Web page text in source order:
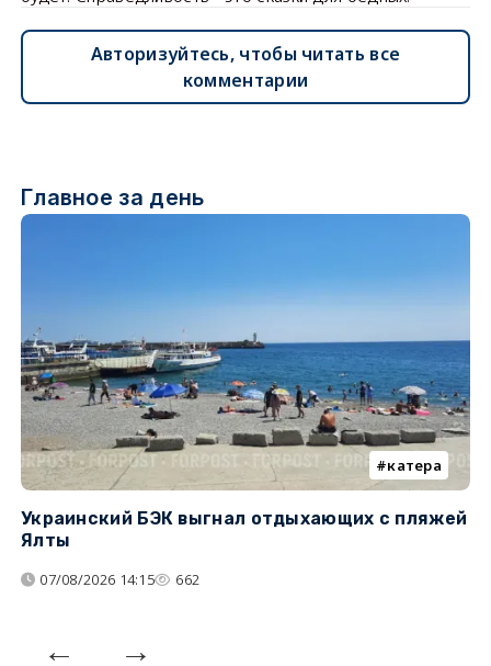
Авторизуйтесь, чтобы читать все
комментарии
Главное за день
катера
Украинский БЭК выгнал отдыхающих с пляжей
Ялты
07/08/2026 14:15 662